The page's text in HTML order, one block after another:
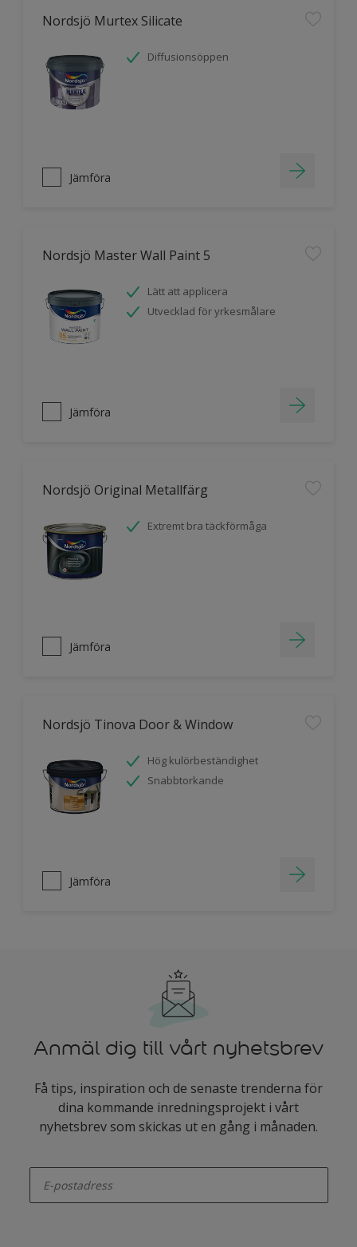
Nordsjö Murtex Silicate
Diffusionsöppen
Jämföra
Nordsjö Master Wall Paint 5
Lätt att applicera
Utvecklad för yrkesmålare
Jämföra
Nordsjö Original Metallfärg
Extremt bra täckförmåga
Jämföra
Nordsjö Tinova Door & Window
Hög kulörbeständighet
Snabbtorkande
Jämföra
Anmäl dig till vårt nyhetsbrev
Få tips, inspiration och de senaste trenderna för
dina kommande inredningsprojekt i vårt
nyhetsbrev som skickas ut en gång i månaden.